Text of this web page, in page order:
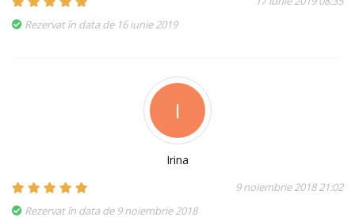
Rezervat în data de 16 iunie 2019
I
Irina
9 noiembrie 2018 21:02
Rezervat în data de 9 noiembrie 2018